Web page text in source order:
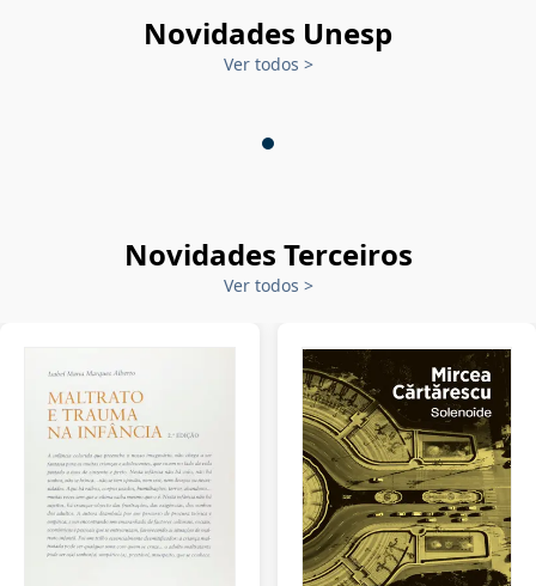
Novidades Unesp
Ver todos >
Novidades Terceiros
Ver todos >